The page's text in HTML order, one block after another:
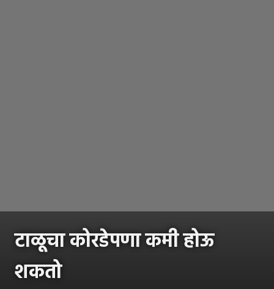
टाळूचा कोरडेपणा कमी होऊ
शकतो